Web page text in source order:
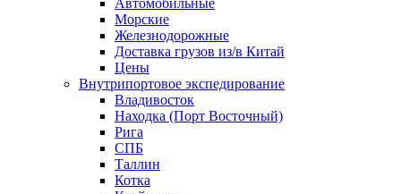
Морские
Железнодорожные
Доставка грузов из/в Китай
Цены
Внутрипортовое экспедирование
Владивосток
Находка (Порт Восточный)
Рига
СПБ
Таллин
Котка